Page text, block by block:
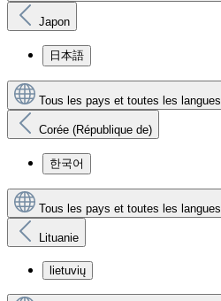
Japon
日本語
Tous les pays et toutes les langues
Corée (République de)
한국어
Tous les pays et toutes les langues
Lituanie
lietuvių